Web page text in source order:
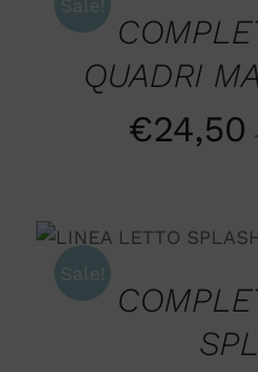
Sale!
QUADRI
€24,50
Sale!
SCEGLI
/
DETTAGLI